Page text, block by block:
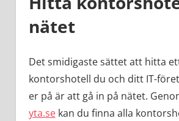
nätet
Det smidigaste sättet att hitta
kontorshotell du och ditt IT-
er på är att gå in på nätet.
yta.sekan du finna alla